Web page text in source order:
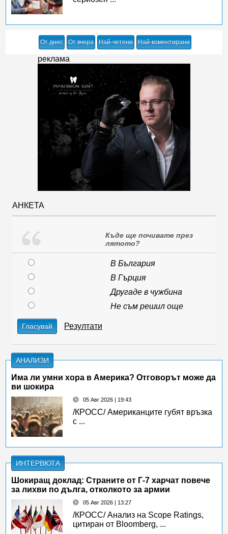
От днес От вчера Най-четени Най-коментирани
реклама
АНКЕТА
Къде ще почивате през
лятото?
В България
В Гърция
Другаде в чужбина
Не съм решил още
Гласувай Резултати
АНАЛИЗИ
Има ли умни хора в Америка? Отговорът може да
ви шокира
05 Авг 2026 | 19:43
/КРОСС/ Американците губят връзка
с ...
ИНТЕРВЮТА
Шокиращ доклад: Страните от Г-7 харчат повече
за лихви по дълга, отколкото за армии
05 Авг 2026 | 13:27
/КРОСС/ Анализ на Scope Ratings,
цитиран от Bloomberg, ...